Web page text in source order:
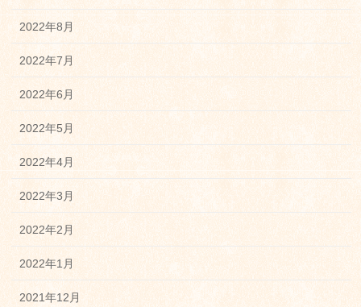
2022年8月
2022年7月
2022年6月
2022年5月
2022年4月
2022年3月
2022年2月
2022年1月
2021年12月